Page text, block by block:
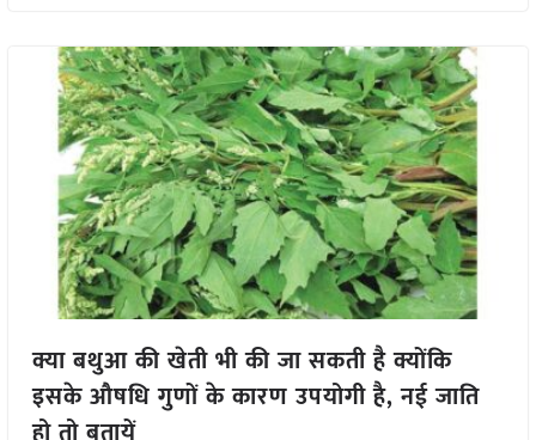
क्या बथुआ की खेती भी की जा सकती है क्योंकि
इसके औषधि गुणों के कारण उपयोगी है, नई जाति